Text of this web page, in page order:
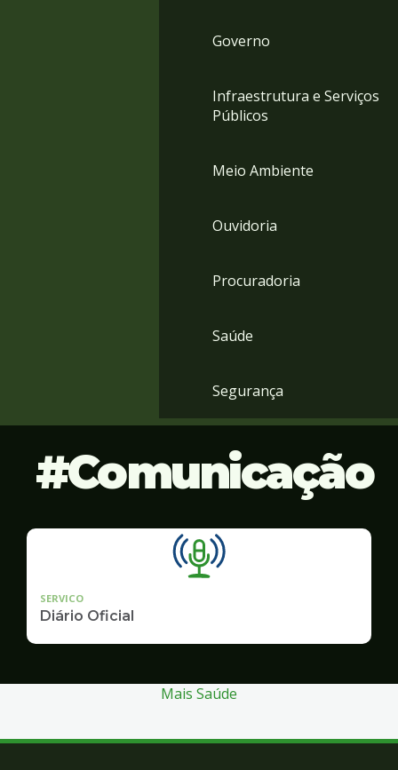
Governo
Infraestrutura e Serviços
Públicos
Meio Ambiente
Ouvidoria
Procuradoria
Saúde
Segurança
Comunicação
SERVICO
Diário Oficial
Mais Saúde